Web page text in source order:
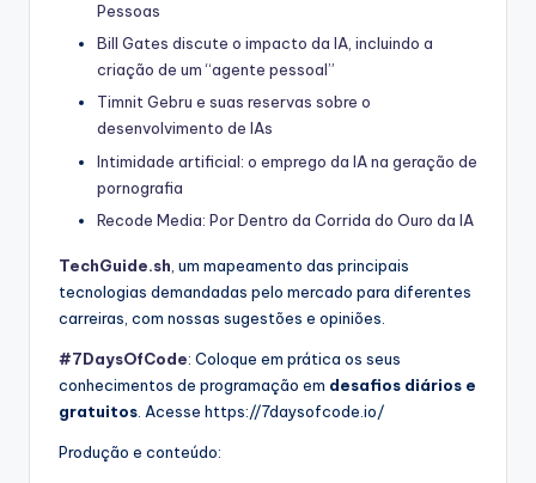
Pessoas
Bill Gates discute o impacto da IA, incluindo a
criação de um “agente pessoal”
Timnit Gebru e suas reservas sobre o
desenvolvimento de IAs
Intimidade artificial: o emprego da IA na geração de
pornografia
Recode Media: Por Dentro da Corrida do Ouro da IA
TechGuide.sh , um mapeamento das principais
tecnologias demandadas pelo mercado para diferentes
carreiras, com nossas sugestões e opiniões.
#7DaysOfCode: Coloque em prática os seus
conhecimentos de programação em desafios diários e
gratuitos . Acesse https://7daysofcode.io/
Produção e conteúdo: